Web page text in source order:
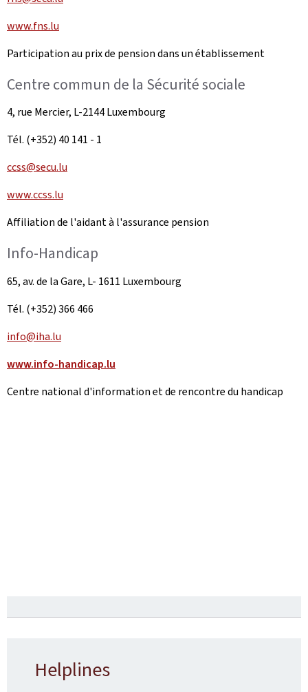
www.fns.lu
Participation au prix de pension dans un établissement
Centre commun de la Sécurité sociale
4, rue Mercier, L-2144 Luxembourg
Tél. (+352) 40 141 - 1
ccss@secu.lu
www.ccss.lu
Affiliation de l'aidant à l'assurance pension
Info-Handicap
65, av. de la Gare, L- 1611 Luxembourg
Tél. (+352) 366 466
info@iha.lu
www.info-handicap.lu
Centre national d'information et de rencontre du handicap
Helplines